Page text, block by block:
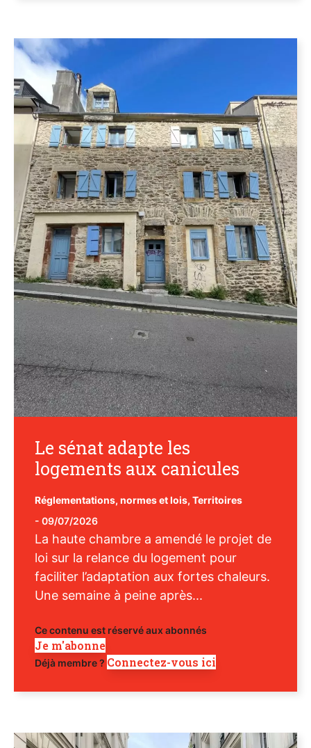
Le sénat adapte les
logements aux canicules
Réglementations, normes et lois, Territoires
- 09/07/2026
La haute chambre a amendé le projet de
loi sur la relance du logement pour
faciliter l’adaptation aux fortes chaleurs.
Une semaine à peine après...
Ce contenu est réservé aux abonnés
Je m'abonne
Déjà membre ? Connectez-vous ici